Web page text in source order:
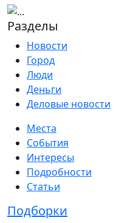
Разделы
Новости
Город
Люди
Деньги
Деловые новости
Места
События
Интересы
Подробности
Статьи
Подборки